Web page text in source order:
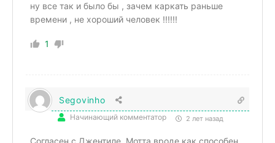
ну все так и было бы , зачем каркать раньше
времени , не хороший человек !!!!!!
1
Segovinho
Начинающий комментатор 2 лет назад